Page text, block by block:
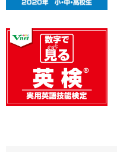
プライバシーポリシー
お問い合わせ